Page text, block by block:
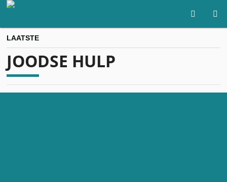
LAATSTE
JOODSE HULP